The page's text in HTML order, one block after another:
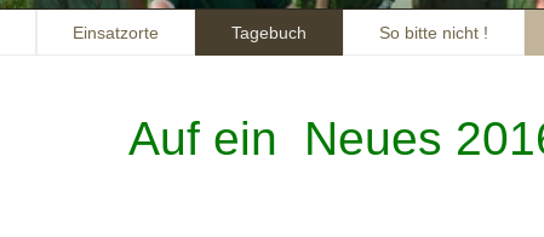
Einsatzorte Tagebuch So bitte nicht !
Auf ein Neues